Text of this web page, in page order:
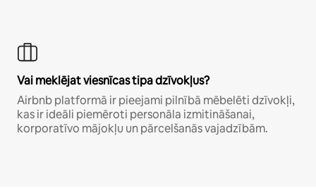
Vai meklējat viesnīcas tipa dzīvokļus?
Airbnb platformā ir pieejami pilnībā mēbelēti dzīvokļi,
kas ir ideāli piemēroti personāla izmitināšanai,
korporatīvo mājokļu un pārcelšanās vajadzībām.